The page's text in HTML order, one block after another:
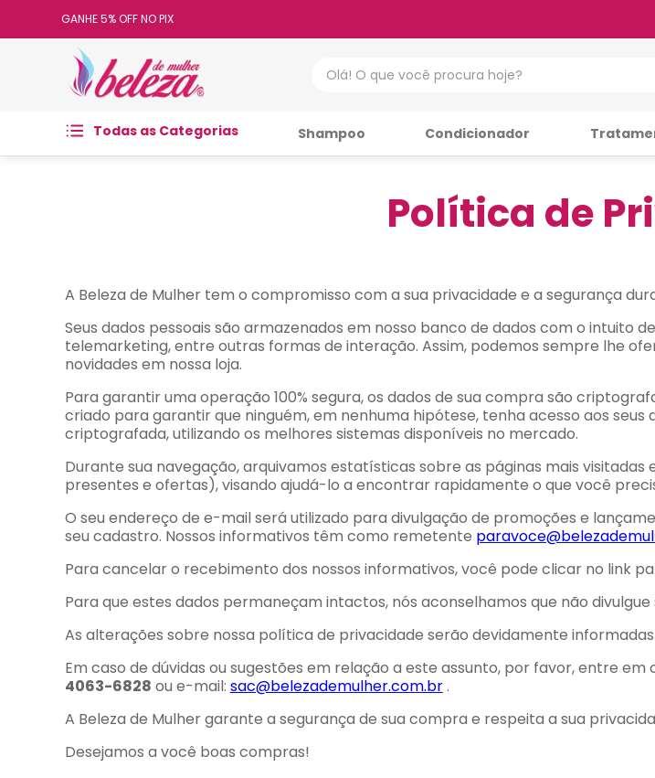
GANHE 5% OFF NO PIX
Todas as Categorias Shampoo Condicionador
Política de
A Beleza de Mulher tem o compromisso com a sua privacidade e a segurança
Seus dados pessoais são armazenados em nosso banco de dados com o
telemarketing, entre outras formas de interação. Assim, podemos sempre lhe
novidades em nossa loja.
Para garantir uma operação 100% segura, os dados de sua compra são
criado para garantir que ninguém, em nenhuma hipótese, tenha acesso aos
criptografada, utilizando os melhores sistemas disponíveis no mercado.
Durante sua navegação, arquivamos estatísticas sobre as páginas mais
presentes e ofertas), visando ajudá-lo a encontrar rapidamente o que você
O seu endereço de e-mail será utilizado para divulgação de promoções e
seu cadastro. Nossos informativos têm como remetente
Para cancelar o recebimento dos nossos informativos, você pode clicar no link
Para que estes dados permaneçam intactos, nós aconselhamos que não
As alterações sobre nossa política de privacidade serão devidamente
Em caso de dúvidas ou sugestões em relação a este assunto, por favor, entre
4063-6828 ou e-mail: sac@belezademulher.com.br.
A Beleza de Mulher garante a segurança de sua compra e respeita a sua
Desejamos a você boas compras!